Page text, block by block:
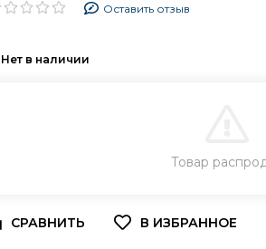
Оставить отзыв
ЗАКАЗ В ОДИН
Товар